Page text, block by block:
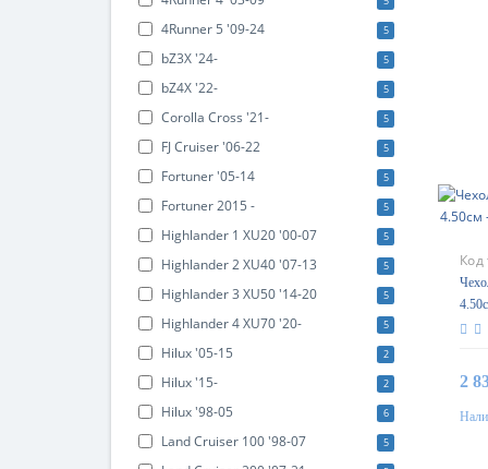
4Runner 5 '09-24 5
bZ3X '24- 5
bZ4X '22- 5
Corolla Cross '21- 5
FJ Cruiser '06-22 5
Fortuner '05-14 5
Fortuner 2015 - 5
Highlander 1 XU20 '00-07 5
Highlander 2 XU40 '07-13 5
Highlander 3 XU50 '14-20 5
Highlander 4 XU70 '20- 5
Hilux '05-15 2
Hilux '15- 2
Hilux '98-05 6
Land Cruiser 100 '98-07 5
2